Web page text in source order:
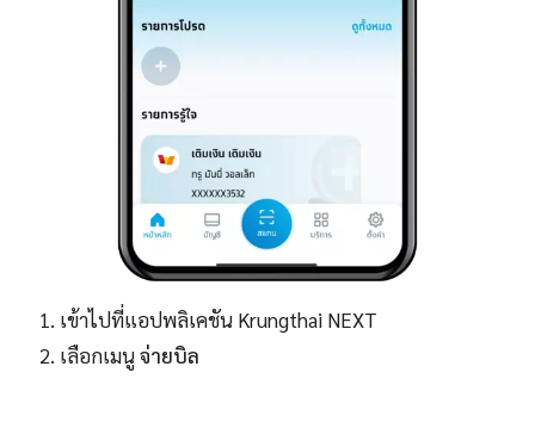
เข้าไปที่แอปพลิเคชัน Krungthai NEXT
เลือกเมนูจ่ายบิล